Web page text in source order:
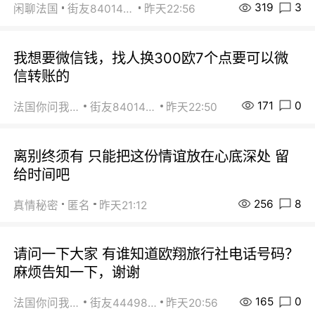
闲聊法国 街友84014588 昨天22:56 319 3
我想要微信钱，找人换300欧7个点要可以微
信转账的
法国你问我答 街友84014588 昨天22:50 171 0
离别终须有 只能把这份情谊放在心底深处 留
给时间吧
真情秘密 匿名 昨天21:12 256 8
请问一下大家 有谁知道欧翔旅行社电话号码？
麻烦告知一下，谢谢
法国你问我答 街友44498484 昨天20:56 165 0